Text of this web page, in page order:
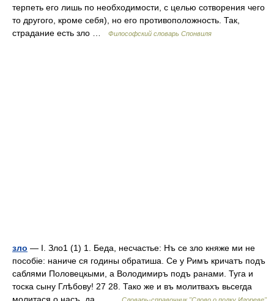
терпеть его лишь по необходимости, с целью сотворения чего
то другого, кроме себя), но его противоположность. Так,
страдание есть зло …
Философский словарь Спонвиля
зло — I. Зло1 (1) 1. Беда, несчастье: Нъ се зло княже ми не
пособіе: наниче ся годины обратиша. Се у Римъ кричатъ подъ
саблями Половецкыми, а Володимиръ подъ ранами. Туга и
тоска сыну Глѣбову! 27 28. Тако же и въ молитвахъ вьсегда